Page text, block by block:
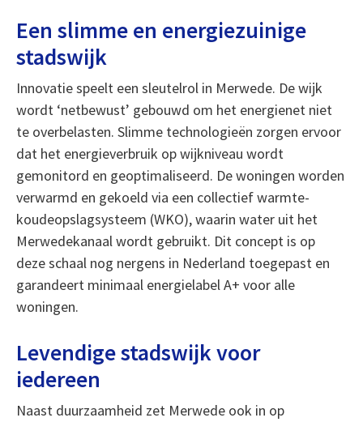
Een slimme en energiezuinige
stadswijk
Innovatie speelt een sleutelrol in Merwede. De wijk
wordt ‘netbewust’ gebouwd om het energienet niet
te overbelasten. Slimme technologieën zorgen ervoor
dat het energieverbruik op wijkniveau wordt
gemonitord en geoptimaliseerd. De woningen worden
verwarmd en gekoeld via een collectief warmte-
koudeopslagsysteem (WKO), waarin water uit het
Merwedekanaal wordt gebruikt. Dit concept is op
deze schaal nog nergens in Nederland toegepast en
garandeert minimaal energielabel A+ voor alle
woningen.
Levendige stadswijk voor
iedereen
Naast duurzaamheid zet Merwede ook in op